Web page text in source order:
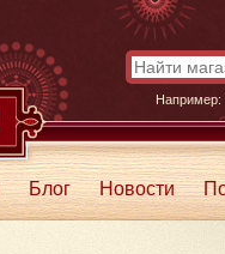
Например:
Блог Новости